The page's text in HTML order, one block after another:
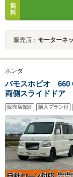
無
料
販売店： モーターネ
ホンダ
バモスホビオ
両側スライドドア
ワイト・パール
販売店保証 購入プラン付